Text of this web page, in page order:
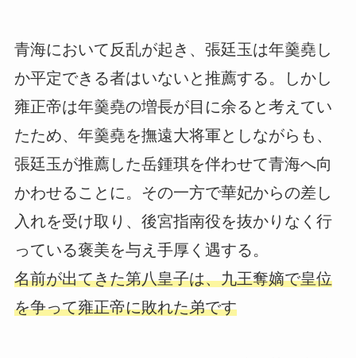
青海において反乱が起き、張廷玉は年羹堯し
か平定できる者はいないと推薦する。しかし
雍正帝は年羹堯の増長が目に余ると考えてい
たため、年羹堯を撫遠大将軍としながらも、
張廷玉が推薦した岳鍾琪を伴わせて青海へ向
かわせることに。その一方で華妃からの差し
入れを受け取り、後宮指南役を抜かりなく行
っている褒美を与え手厚く遇する。
名前が出てきた第八皇子は、九王奪嫡で皇位
を争って雍正帝に敗れた弟です